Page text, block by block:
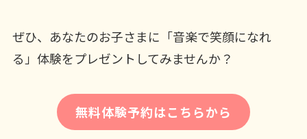
ぜひ、あなたのお子さまに「音楽で笑顔になれ
る」体験をプレゼントしてみませんか？
無料体験予約はこちらから